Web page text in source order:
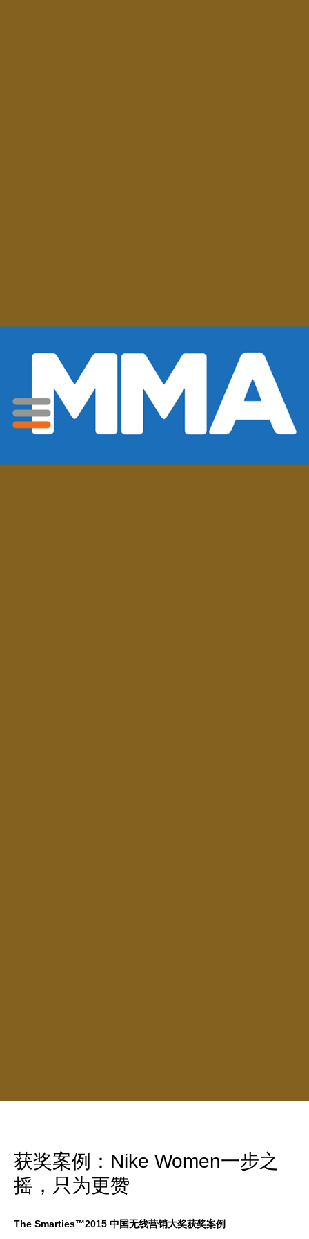
获奖案例：Nike Women一步之
摇，只为更赞
The Smarties™2015 中国无线营销大奖获奖案例